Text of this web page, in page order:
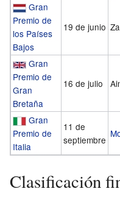
Gran
Premio de
los Países
Bajos
19 de junio
Gran
Premio de
Gran
Bretaña
16 de julio
Gran
Premio de
Italia
11 de
septiembre
Clasificación